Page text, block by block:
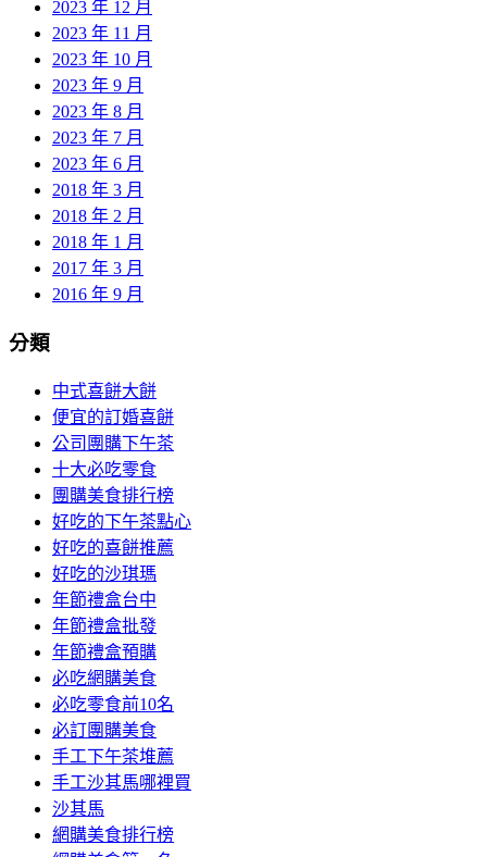
2023 年 12 月
2023 年 11 月
2023 年 10 月
2023 年 9 月
2023 年 8 月
2023 年 7 月
2023 年 6 月
2018 年 3 月
2018 年 2 月
2018 年 1 月
2017 年 3 月
2016 年 9 月
分類
中式喜餅大餅
便宜的訂婚喜餅
公司團購下午茶
十大必吃零食
團購美食排行榜
好吃的下午茶點心
好吃的喜餅推薦
好吃的沙琪瑪
年節禮盒台中
年節禮盒批發
年節禮盒預購
必吃網購美食
必吃零食前10名
必訂團購美食
手工下午茶堆薦
手工沙其馬哪裡買
沙其馬
網購美食排行榜